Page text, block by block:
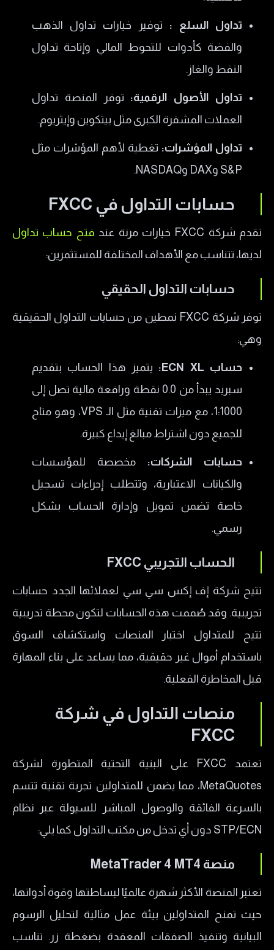
تداول السلع : توفير خيارات تداول الذهب
والفضة كأدوات للتحوط المالي وإتاحة تداول
النفط والغاز.
تداول الأصول الرقمية: توفر المنصة تداول
العملات المشفرة الكبرى مثل بيتكوين وإيثريوم.
تداول المؤشرات: تغطية لأهم المؤشرات مثل
S&P وDAX وNASDAQ.
حسابات التداول في FXCC
تقدم شركة FXCC خيارات مرنة عند
فتح حساب تداول
لديها، تتناسب مع الأهداف المختلفة للمستثمرين:
حسابات التداول الحقيقي
توفر شركة FXCC نمطين من حسابات التداول الحقيقية
وهي:
حساب ECN XL:
يتميز هذا الحساب بتقديم
سبريد يبدأ من 0.0 نقطة ورافعة مالية تصل إلى
1:1000، مع ميزات تقنية مثل الـ VPS، وهو متاح
للجميع دون اشتراط مبالغ إيداع كبيرة.
حسابات الشركات: مخصصة للمؤسسات
والكيانات الاعتبارية، وتتطلب إجراءات تسجيل
خاصة تضمن تمويل وإدارة الحساب بشكل
رسمي.
الحساب التجريبي FXCC
تتيح شركة إف إكس سي سي لعملائها الجدد حسابات
تجريبية. وقد صُممت هذه الحسابات لتكون محطة تدريبية
تتيح للمتداول اختبار المنصات واستكشاف السوق
باستخدام أموال غير حقيقية، مما يساعد على بناء المهارة
قبل المخاطرة الفعلية.
منصات التداول في شركة
FXCC
تعتمد FXCC على البنية التحتية المتطورة لشركة
MetaQuotes، مما يضمن للمتداولين تجربة تقنية تتسم
بالسرعة الفائقة والوصول المباشر للسيولة عبر نظام
STP/ECN دون أي تدخل من مكتب التداول كما يلي:
منصة MetaTrader 4 MT4
تعتبر المنصة الأكثر شهرة عالميًا لبساطتها وقوة أدواتها،
حيث تمنح المتداولين بيئة عمل مثالية لتحليل الرسوم
البيانية وتنفيذ الصفقات المعقدة بضغطة زر. تناسب